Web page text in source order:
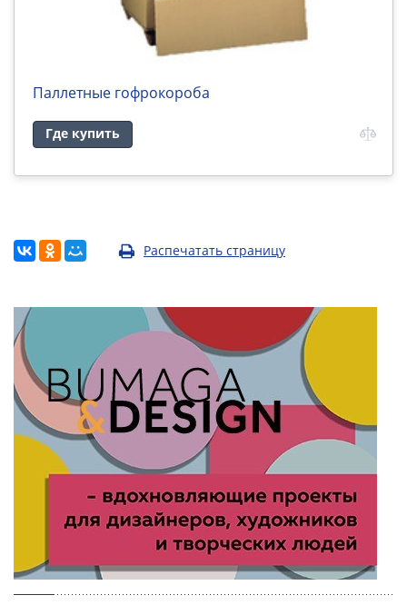
Паллетные гофрокороба
Где купить
Распечатать страницу